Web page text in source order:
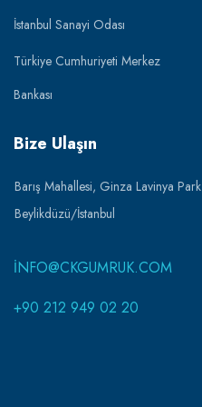
İstanbul Sanayi Odası
Türkiye Cumhuriyeti Merkez
Bankası
Bize Ulaşın
Barış Mahallesi, Ginza Lavinya
Beylikdüzü/İstanbul
INFO@CKGUMRUK.COM
+90 212 949 02 20